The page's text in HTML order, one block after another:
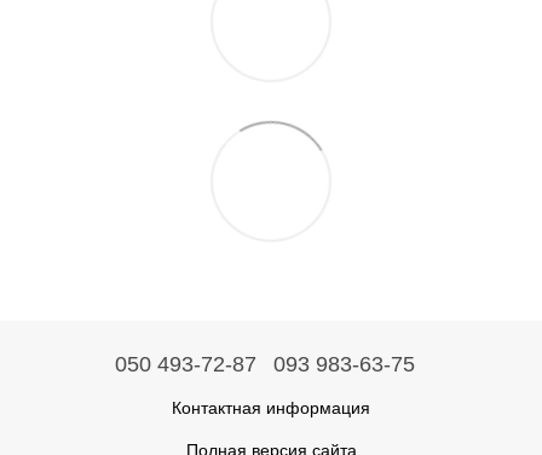
050 493-72-87 093 983-63-75
Контактная информация
Полная версия сайта